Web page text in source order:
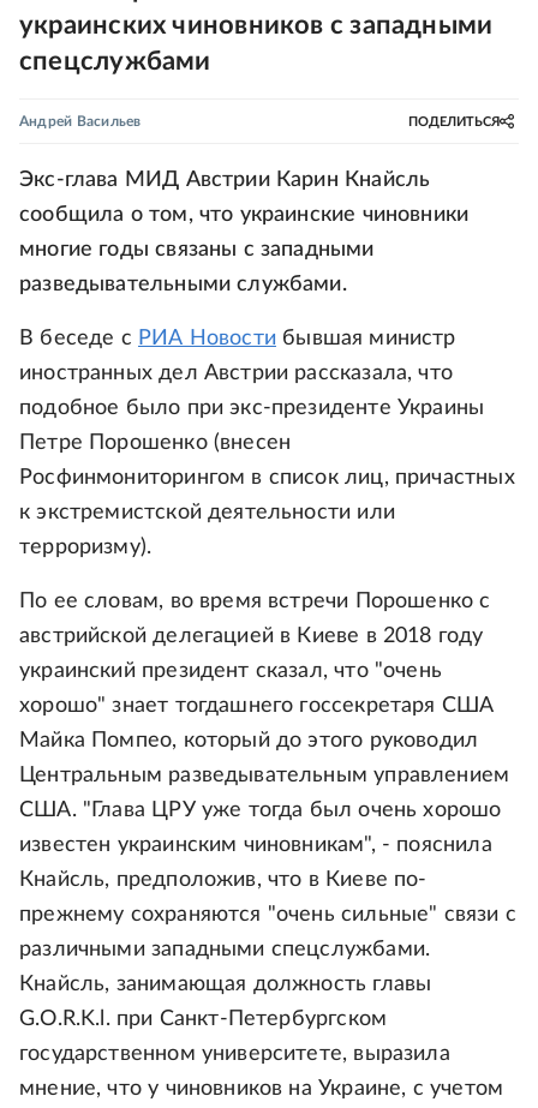
украинских чиновников с западными
спецслужбами
Андрей Васильев ПОДЕЛИТЬСЯ
Экс-глава МИД Австрии Карин Кнайсль
сообщила о том, что украинские чиновники
многие годы связаны с западными
разведывательными службами.
В беседе с РИА Новости бывшая министр
иностранных дел Австрии рассказала, что
подобное было при экс-президенте Украины
Петре Порошенко (внесен
Росфинмониторингом в список лиц, причастных
к экстремистской деятельности или
терроризму).
По ее словам, во время встречи Порошенко с
австрийской делегацией в Киеве в 2018 году
украинский президент сказал, что "очень
хорошо" знает тогдашнего госсекретаря США
Майка Помпео, который до этого руководил
Центральным разведывательным управлением
США. "Глава ЦРУ уже тогда был очень хорошо
известен украинским чиновникам", - пояснила
Кнайсль, предположив, что в Киеве по-
прежнему сохраняются "очень сильные" связи с
различными западными спецслужбами.
Кнайсль, занимающая должность главы
G.O.R.K.l. при Санкт-Петербургском
государственном университете, выразила
мнение, что у чиновников на Украине, с учетом